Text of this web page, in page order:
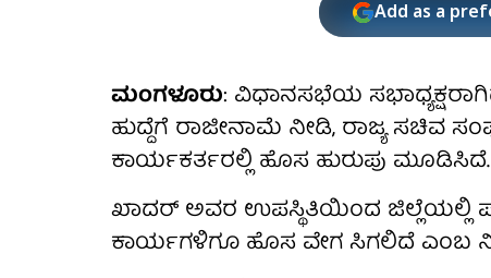
Add as a
ಮಂಗಳೂರು: ವಿಧಾನಸಭೆಯ
ಹುದ್ದೆಗೆ ರಾಜೀನಾಮೆ ನೀಡಿ, ರಾಜ್ಯ ಸಚಿವ
ಕಾರ್ಯಕರ್ತರಲ್ಲಿ ಹೊಸ ಹುರುಪು ಮೂಡಿಸಿದೆ.
ಖಾದರ್ ಅವರ ಉಪಸ್ಥಿತಿಯಿಂದ ಜಿಲ್ಲೆಯಲ್ಲಿ
ಕಾರ್ಯಗಳಿಗೂ ಹೊಸ ವೇಗ ಸಿಗಲಿದೆ ಎಂಬ